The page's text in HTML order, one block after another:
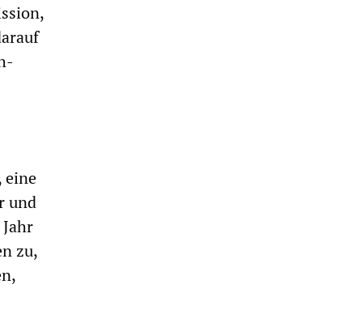
eine
und
zu,